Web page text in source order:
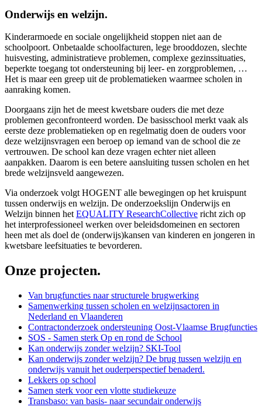
Onderwijs en welzijn.
Kinderarmoede en sociale ongelijkheid stoppen niet aan de
schoolpoort. Onbetaalde schoolfacturen, lege brooddozen, slechte
huisvesting, administratieve problemen, complexe gezinssituaties,
beperkte toegang tot ondersteuning bij leer- en zorgproblemen, …
Het is maar een greep uit de problematieken waarmee scholen in
aanraking komen.
Doorgaans zijn het de meest kwetsbare ouders die met deze
problemen geconfronteerd worden. De basisschool merkt vaak als
eerste deze problematieken op en regelmatig doen de ouders voor
deze welzijnsvragen een beroep op iemand van de school die ze
vertrouwen. De school kan deze vragen echter niet alleen
aanpakken. Daarom is een betere aansluiting tussen scholen en het
brede welzijnsveld aangewezen.
Via onderzoek volgt HOGENT alle bewegingen op het kruispunt
tussen onderwijs en welzijn. De onderzoekslijn Onderwijs en
Welzijn binnen hetEQUALITY ResearchCollective richt zich op
het interprofessioneel werken over beleidsdomeinen en sectoren
heen met als doel de (onderwijs)kansen van kinderen en jongeren in
kwetsbare leefsituaties te bevorderen.
Onze projecten.
Van brugfuncties naar structurele brugwerking
Samenwerking tussen scholen en welzijnsactoren in
Nederland en Vlaanderen
Contractonderzoek ondersteuning Oost-Vlaamse Brugfuncties
SOS - Samen sterk Op en rond de School
Kan onderwijs zonder welzijn? SKI-Tool
Kan onderwijs zonder welzijn? De brug tussen welzijn en
onderwijs vanuit het ouderperspectief benaderd.
Lekkers op school
Samen sterk voor een vlotte studiekeuze
Transbaso: van basis- naar secundair onderwijs